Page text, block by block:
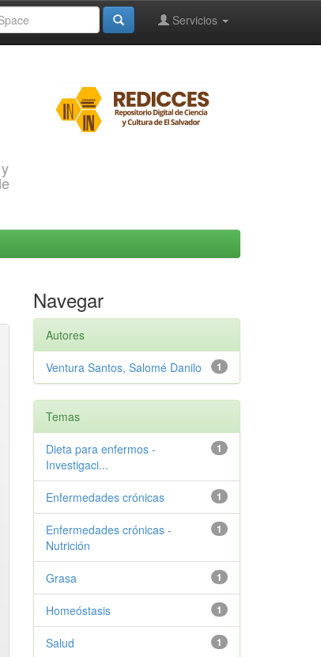
Servicios
Navegar
Autores
1
Ventura Santos, Salomé Danilo
Temas
1
Dieta para enfermos -
Investigaci...
1
Enfermedades crónicas
1
Enfermedades crónicas -
Nutrición
1
Grasa
1
Homeóstasis
1
Salud